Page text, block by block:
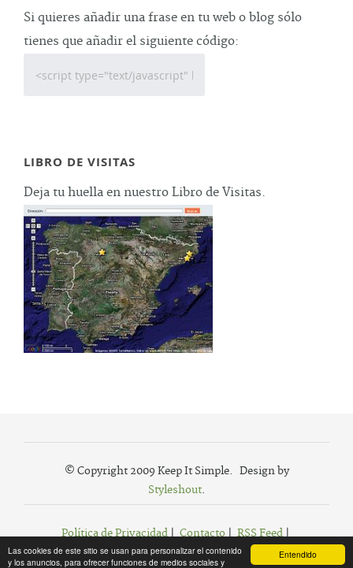
Entendido
Las cookies de este sitio se usan para personalizar el contenido
y los anuncios, para ofrecer funciones de medios sociales y
Si quieres añadir una frase en tu web o blog sólo
tienes que añadir el siguiente código:
LIBRO DE VISITAS
Deja tu huella en nuestro Libro de Visitas.
© Copyright 2009 Keep It Simple. Design by
Styleshout.
Política de Privacidad| Contacto| RSS Feed|
Agregar a Favoritos